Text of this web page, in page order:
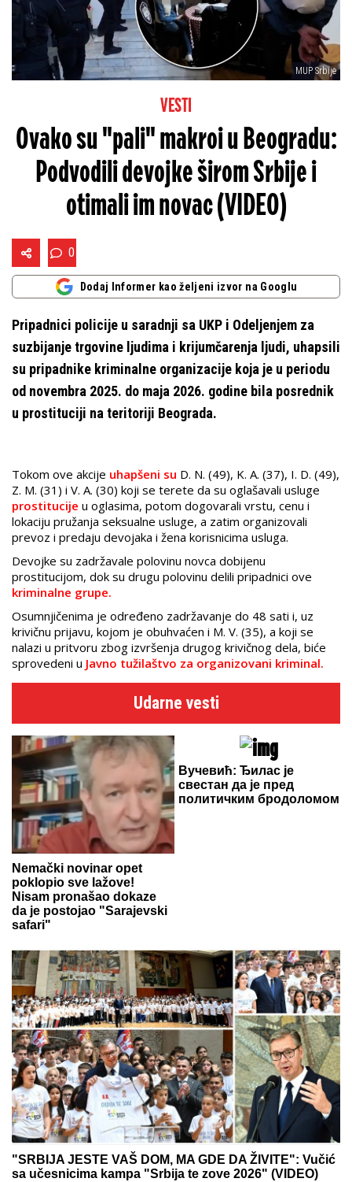
MUP Srbije
VESTI
Ovako su "pali" makroi u Beogradu:
Podvodili devojke širom Srbije i
otimali im novac (VIDEO)
0
Dodaj Informer kao željeni izvor na Googlu
Pripadnici policije u saradnji sa UKP i Odeljenjem za
suzbijanje trgovine ljudima i krijumčarenja ljudi, uhapsili
su pripadnike kriminalne organizacije koja je u periodu
od novembra 2025. do maja 2026. godine bila posrednik
u prostituciji na teritoriji Beograda.
Tokom ove akcije uhapšeni su D. N. (49), K. A. (37), I. D. (49),
Z. M. (31) i V. A. (30) koji se terete da su oglašavali usluge
prostitucije u oglasima, potom dogovarali vrstu, cenu i
lokaciju pružanja seksualne usluge, a zatim organizovali
prevoz i predaju devojaka i žena korisnicima usluga.
Devojke su zadržavale polovinu novca dobijenu
prostitucijom, dok su drugu polovinu delili pripadnici ove
kriminalne grupe.
Osumnjičenima je određeno zadržavanje do 48 sati i, uz
krivičnu prijavu, kojom je obuhvaćen i M. V. (35), a koji se
nalazi u pritvoru zbog izvršenja drugog krivičnog dela, biće
sprovedeni u Javno tužilaštvo za organizovani kriminal.
Udarne vesti
Nemački novinar opet
poklopio sve lažove!
Nisam pronašao dokaze
da je postojao "Sarajevski
safari"
Вучевић: Ђилас је
свестан да је пред
политичким бродоломом
"SRBIJA JESTE VAŠ DOM, MA GDE DA ŽIVITE": Vučić
sa učesnicima kampa "Srbija te zove 2026" (VIDEO)